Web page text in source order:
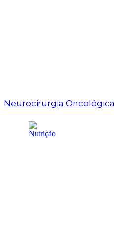
Neurocirurgia Oncológica